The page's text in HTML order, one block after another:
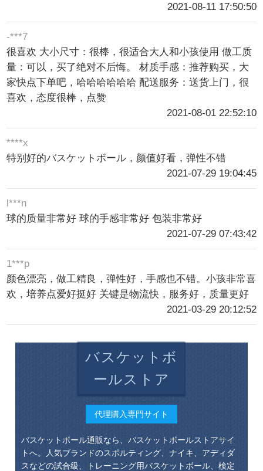
2021-08-11 17:50:50
-***7
很喜欢 大小尺寸：很棒，很适合大人和小孩使用 做工质
量：可以，买了绝对不后悔。 材质手感：推荐购买，大
家快点下单吧，哈哈哈哈哈哈 配送服务：送货上门，很
喜欢，态度很棒，点赞
2021-08-01 22:52:10
****x
特别好的バスケットボール，颜值好看，弹性不错
2021-07-29 19:04:45
l***n
球的质量非常好 球的手感非常好 包装非常好
2021-07-29 07:43:42
1***p
颜色漂亮，做工精良，弹性好，手感也不错。小孩非常喜
欢，培养点爱好挺好 关键是物流快，服务好，质量更好
2021-03-29 20:12:52
バスケットボ
ールストア
代理購入専門サイト
バスケットボール通販なら、バスケットボールストアサイ
トへ。人気ブランドのスポルティング、ナイキ、アディダ
スなどの試合級、トレーニング用バスケットボール、検定